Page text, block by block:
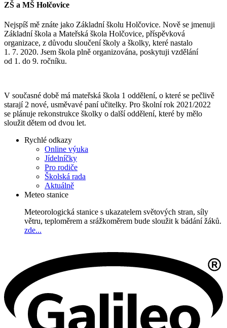
ZŠ a MŠ Holčovice
Nejspíš mě znáte jako Základní školu Holčovice. Nově se jmenuji
Základní škola a Mateřská škola Holčovice, příspěvková
organizace, z důvodu sloučení školy a školky, které nastalo
1. 7. 2020. Jsem škola plně organizována, poskytuji vzdělání
od 1. do 9. ročníku.
V současné době má mateřská škola 1 oddělení, o které se pečlivě
starají 2 nové, usměvavé paní učitelky. Pro školní rok 2021/2022
se plánuje rekonstrukce školky o další oddělení, které by mělo
sloužit dětem od dvou let.
Rychlé odkazy
Online výuka
Jídelníčky
Pro rodiče
Školská rada
Aktuálně
Meteo stanice
Meteorologická stanice s ukazatelem světových stran, síly
větru, teploměrem a srážkoměrem bude sloužit k bádání žáků.
zde...